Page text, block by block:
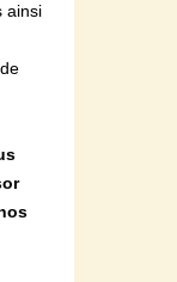
ainsi